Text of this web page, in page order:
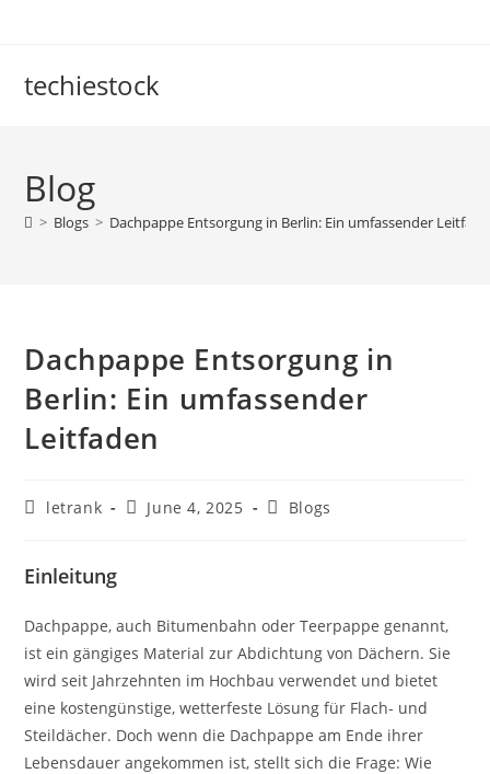
techiestock
Blog
> Blogs > Dachpappe Entsorgung in Berlin: Ein umfassender
Dachpappe Entsorgung in
Berlin: Ein umfassender
Leitfaden
Postletrank
PostJune 4, 2025
PostBlogs
Einleitung
Dachpappe, auch Bitumenbahn oder Teerpappe genannt,
ist ein gängiges Material zur Abdichtung von Dächern. Sie
wird seit Jahrzehnten im Hochbau verwendet und bietet
eine kostengünstige, wetterfeste Lösung für Flach- und
Steildächer. Doch wenn die Dachpappe am Ende ihrer
Lebensdauer angekommen ist, stellt sich die Frage: Wie